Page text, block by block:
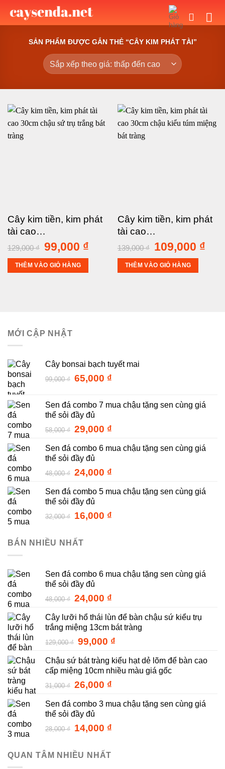
qua
SẢN PHẨM ĐƯỢC GẮN THẺ “CÂY KIM PHÁT TÀI”
Cây kim tiền, kim phát
tài cao…
129,000₫ Giá
gốc
là:
129,000 ₫.
99,000 ₫
THÊM VÀO GIỎ HÀNG
Cây kim tiền, kim phát
tài cao…
139,000₫
Giá
là:
139,000 ₫.
109,000 ₫
THÊM VÀO GIỎ HÀNG
MỚI CẬP NHẬT
Cây bonsai bạch tuyết mai
99,000₫ Giá
99,000 ₫.
65,000 ₫Giá
là:
Sen đá combo 7 mua chậu tặng sen cùng giá
thể sỏi đầy đủ
58,000₫ Giá
là:
58,000 ₫.
29,000 ₫Giá
tại
29,000 ₫.
Sen đá combo 6 mua chậu tặng sen cùng giá
thể sỏi đầy đủ
48,000₫ Giá
là:
48,000 ₫.
24,000 ₫Giá
tại
24,000 ₫.
Sen đá combo 5 mua chậu tặng sen cùng giá
thể sỏi đầy đủ
32,000₫ Giá
32,000 ₫.
16,000 ₫Giá
BÁN NHIỀU NHẤT
Sen đá combo 6 mua chậu tặng sen cùng giá
thể sỏi đầy đủ
48,000₫ Giá
là:
48,000 ₫.
24,000 ₫Giá
tại
là:
24,000 ₫.
Cây lưỡi hổ thái lùn để bàn chậu sứ kiểu trụ
trắng miệng 13cm bát tràng
129,000₫ Giá
là:
129,000 ₫.
99,000 ₫Giá
tại
là:
Chậu sứ bát tràng kiểu hạt dẻ lõm để bàn cao
cấp miệng 10cm nhiều màu giá gốc
31,000₫ Giá
là:
31,000 ₫.
26,000 ₫Giá
tại
26,000 ₫.
Sen đá combo 3 mua chậu tặng sen cùng giá
thể sỏi đầy đủ
28,000₫ Giá
28,000 ₫.
14,000 ₫Giá
QUAN TÂM NHIỀU NHẤT